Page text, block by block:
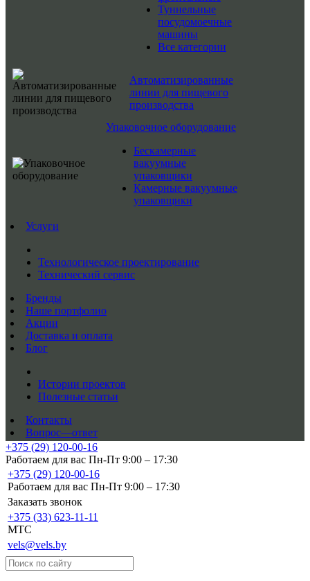
Туннельные
посудомоечные
машины
Все категории
Автоматизированные
линии для пищевого
производства
Упаковочное оборудование
Бескамерные
вакуумные
упаковщики
Камерные вакуумные
упаковщики
Услуги
Технологическое проектирование
Технический сервис
Бренды
Наше портфолио
Акции
Доставка и оплата
Блог
Истории проектов
Полезные статьи
Контакты
Вопрос—ответ
+375 (29) 120-00-16
Работаем для вас Пн-Пт 9:00 – 17:30
+375 (29) 120-00-16
Работаем для вас Пн-Пт 9:00 – 17:30
Заказать звонок
+375 (33) 623-11-11
MTC
vels@vels.by